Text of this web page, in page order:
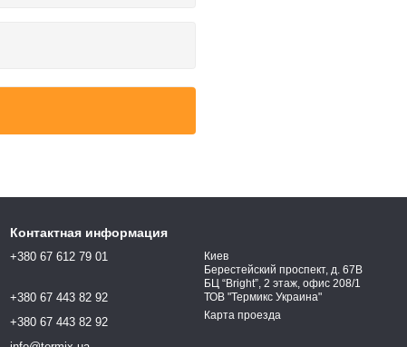
Контактная информация
+380 67 612 79 01
+380 67 443 82 92
+380 67 443 82 92
Киев
Берестейский проспект, д. 67В
БЦ “Bright”, 2 этаж, офис 208/1
ТОВ "Термикс Украина"
Карта проезда